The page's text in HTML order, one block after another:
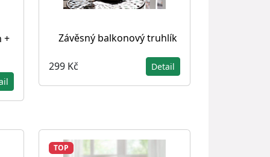
+ Závěsný balkonový truhlík
299 Kč Detail
TOP